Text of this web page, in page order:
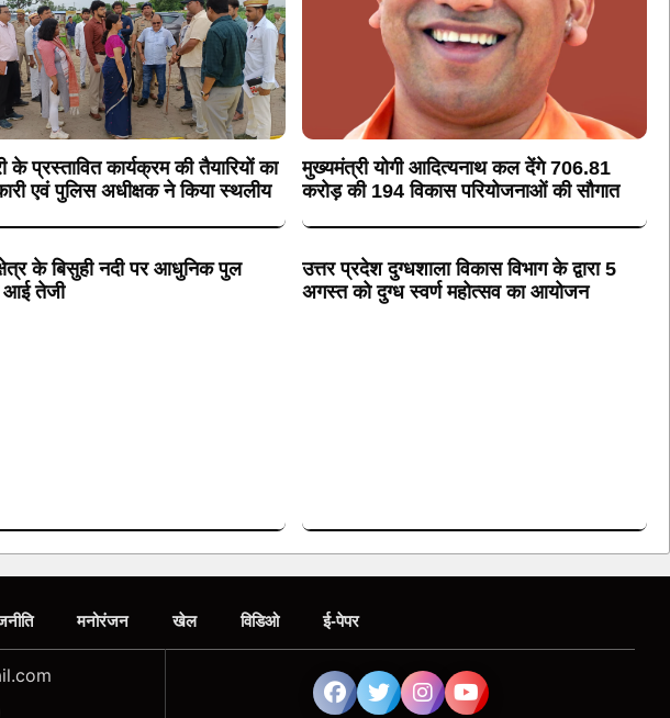
के प्रस्तावित कार्यक्रम की तैयारियों का
एवं पुलिस अधीक्षक ने किया स्थलीय
मुख्यमंत्री योगी आदित्यनाथ कल देंगे 706.81
करोड़ की 194 विकास परियोजनाओं की सौगात
के बिसुही नदी पर आधुनिक पुल
आई तेजी
उत्तर प्रदेश दुग्धशाला विकास विभाग के द्वारा 5
अगस्त को दुग्ध स्वर्ण महोत्सव का आयोजन
मनोरंजन खेल विडिओ ई-पेपर